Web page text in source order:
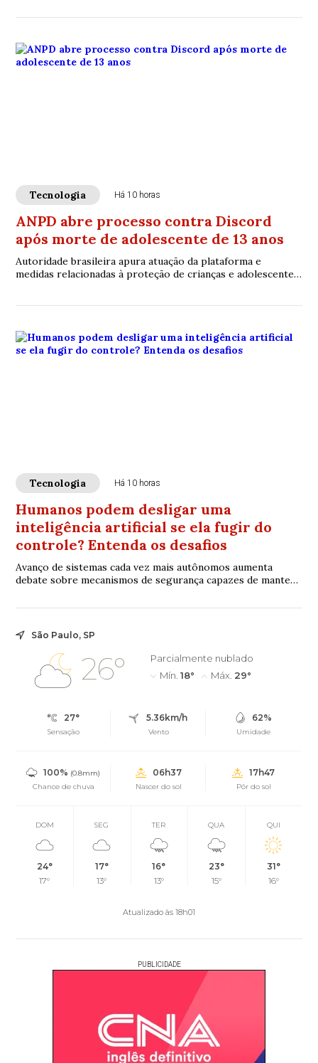
Tecnologia Há 10 horas
ANPD abre processo contra Discord
após morte de adolescente de 13 anos
Autoridade brasileira apura atuação da plataforma e
medidas relacionadas à proteção de crianças e adolescentes
Tecnologia Há 10 horas
Humanos podem desligar uma
inteligência artificial se ela fugir do
controle? Entenda os desafios
Avanço de sistemas cada vez mais autônomos aumenta
debate sobre mecanismos de segurança capazes de manter
São Paulo, SP
26°
Parcialmente nublado
Mín. 18° Máx. 29°
27°
Sensação
5.36km/h
Vento
62%
Umidade
100% (0.8mm)
Chance de chuva
06h37
Nascer do sol
17h47
Pôr do sol
DOM
24°
17°
SEG
17°
13°
TER
16°
13°
QUA
23°
15°
QUI
31°
16°
Atualizado às 18h01
PUBLICIDADE